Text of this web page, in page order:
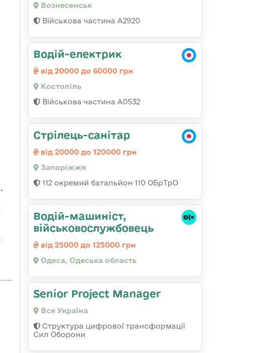
Вознесенськ
Військова частина А2920
Водій-електрик
від 20000 до 60000 грн
Костопіль
Військова частина А0532
Стрілець-санітар
від 20000 до 120000 грн
Запоріжжя
112 окремий батальйон 110 ОБрТрО
Водій-машиніст,
військовослужбовець
від 25000 до 125000 грн
Одеса, Одеська область
Senior Project Manager
Вся Україна
Структура цифрової трансформації
Сил Оборони